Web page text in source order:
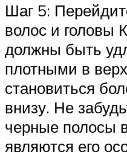
Шаг 5:
волос и головы
должны быть
плотными в
становиться
внизу. Не
черные полосы
являются его